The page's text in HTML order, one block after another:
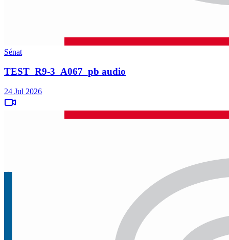
Sénat
TEST_R9-3_A067_pb audio
24 Jul 2026